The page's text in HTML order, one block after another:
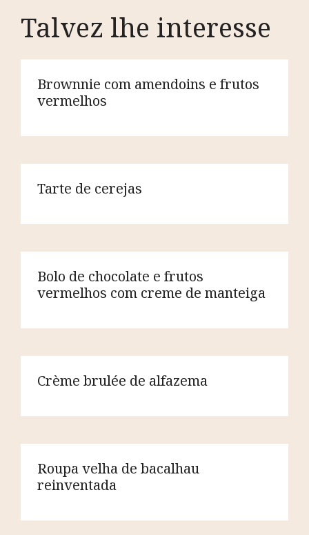
Talvez lhe interesse
Brownnie com amendoins e frutos
vermelhos
Tarte de cerejas
Bolo de chocolate e frutos
vermelhos com creme de manteiga
Crème brulée de alfazema
Roupa velha de bacalhau
reinventada